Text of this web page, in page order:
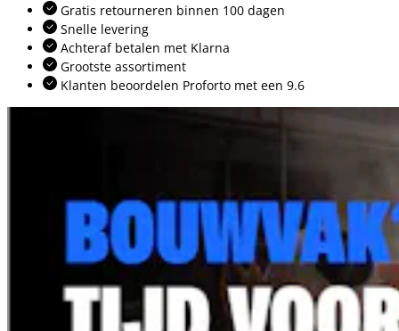
Gratis retourneren binnen 100 dagen
Snelle levering
Achteraf betalen met Klarna
Grootste assortiment
Klanten beoordelen Proforto met een 9.6